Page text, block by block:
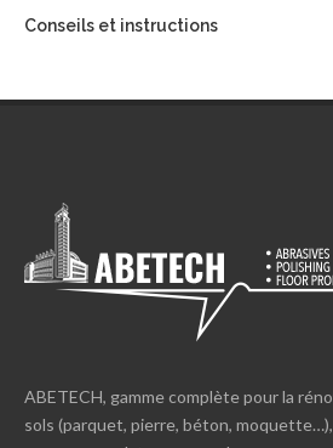
Conseils et instructions
ABETECH, gamme complète pour la
sols (parquet, pierre, béton,